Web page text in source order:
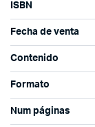
ISBN
Fecha de venta
Contenido
Formato
Num páginas